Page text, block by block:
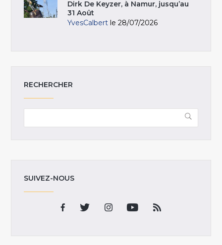
Dirk De Keyzer, à Namur, jusqu’au
31 Août
YvesCalbert le 28/07/2026
RECHERCHER
SUIVEZ-NOUS